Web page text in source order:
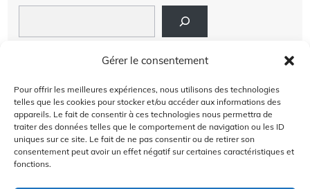
Gérer le consentement
Pour offrir les meilleures expériences, nous utilisons des technologies
telles que les cookies pour stocker et/ou accéder aux informations des
appareils. Le fait de consentir à ces technologies nous permettra de
traiter des données telles que le comportement de navigation ou les ID
uniques sur ce site. Le fait de ne pas consentir ou de retirer son
consentement peut avoir un effet négatif sur certaines caractéristiques et
fonctions.
À PROPOS DE NOUS
AVIS DE NON-RESPONSABILITÉ